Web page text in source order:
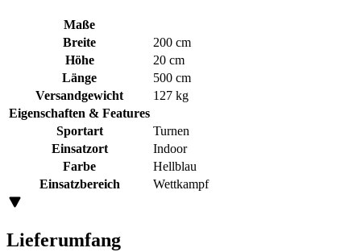
Maße
Breite
200 cm
Höhe
20 cm
Länge
500 cm
Versandgewicht
127 kg
Eigenschaften & Features
Sportart
Turnen
Einsatzort
Indoor
Farbe
Hellblau
Einsatzbereich
Wettkampf
Lieferumfang